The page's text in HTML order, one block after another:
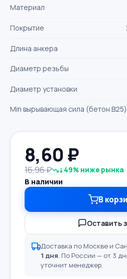
Материал
Покрытие
Длина анкера
Диаметр резьбы
Диаметр установки
Min вырывающая сила (бетон B25)
8,60₽
16,96 ₽ ↓49% ниже рынка
В наличии
В
Оставить
Доставка по Москве и
1 дня . По России — от 3
уточнит менеджер.